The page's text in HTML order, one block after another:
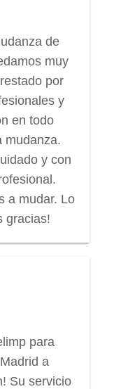
de
muy
por
y
en todo
mudanza.
y con
a mudar. Lo
gracias!
para
a
Su servicio